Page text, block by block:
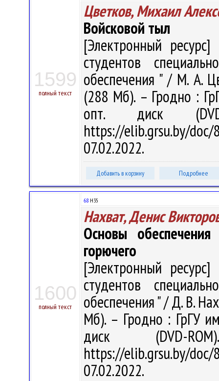
1599
полный текст
Цветков, Михаил
Войсковой тыл
[Электронный
студентов
обеспечения " / М. А.
(288 Мб). – Гродно :
опт. диск
https://elib.grsu.by/
07.02.2022.
Добавить в корзину Подробнее
1600
полный текст
68 Н35
Нахват, Денис
Основы
горючего
[Электронный
студентов
обеспечения " / Д. В.
Мб). – Гродно : ГрГУ
диск (DVD-
https://elib.grsu.by/
07.02.2022.